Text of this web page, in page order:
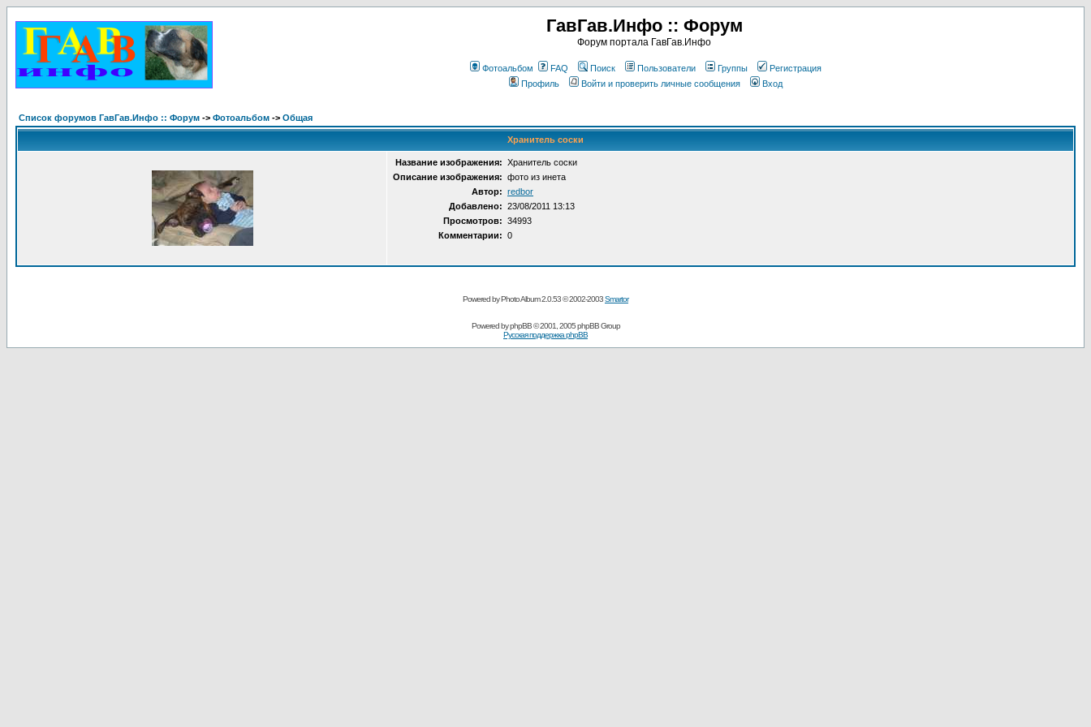
ГавГав.Инфо :: Форум
Форум портала ГавГав.Инфо
Фотоальбом FAQ Поиск Пользователи Группы
Регистрация
Профиль
Войти и проверить личные сообщения Вход
Список форумов ГавГав.Инфо :: Форум -> Фотоальбом -> Общая
Хранитель соски
Название изображения: Хранитель соски
Описание изображения: фото из инета
Автор: redbor
Добавлено: 23/08/2011 13:13
Просмотров: 34993
Комментарии: 0
Powered by Photo Album 2.0.53 © 2002-2003Smartor
Powered byphpBB© 2001, 2005 phpBB Group
Русская поддержка phpBB